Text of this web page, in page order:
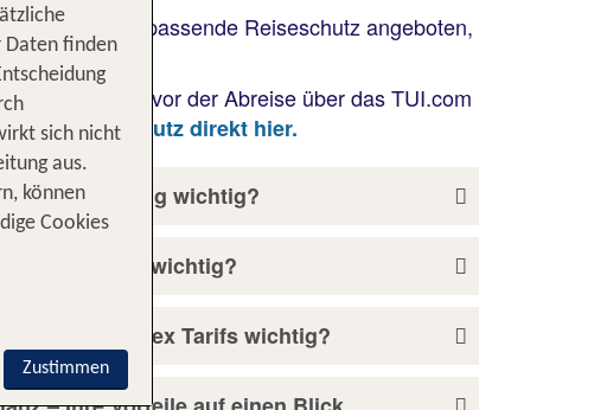
der passende Reiseschutz angeboten,
noch bis kurz vor der Abreise über das TUI.com
Reiseschutz direkt hier.
wichtig?
der Reise wichtig?
des Flex Tarifs wichtig?
Daten finden
sich nicht
aus.
können
Cookies
Zustimmen